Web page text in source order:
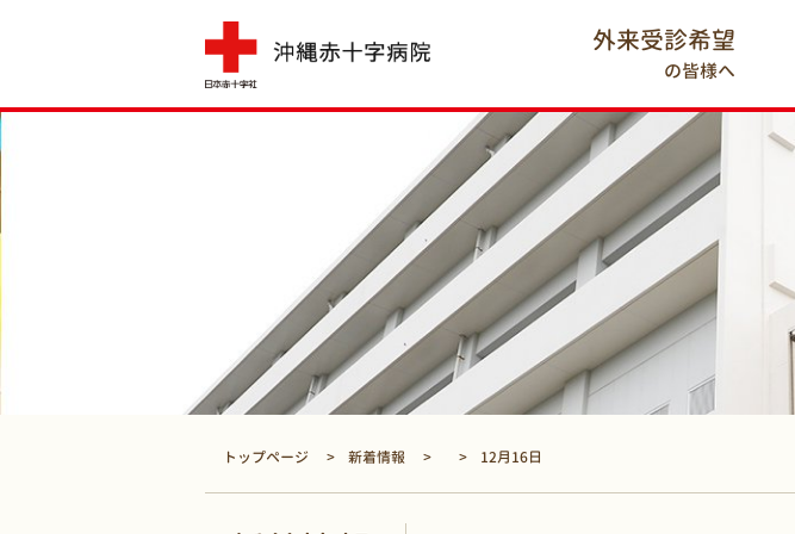
外来受診希望
の皆様へ
トップページ 新着情報 12月16日